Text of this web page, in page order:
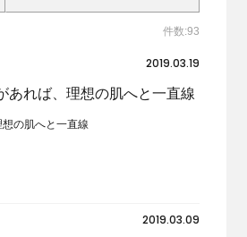
件数:93
2019.03.19
あれば、理想の肌へと一直線
の肌へと一直線
2019.03.09